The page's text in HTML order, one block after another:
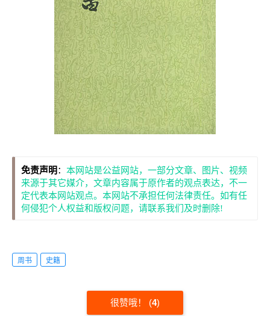
免责声明 ： 本网站是公益网站，一部分文章、图片、视频
来源于其它媒介，文章内容属于原作者的观点表达，不一
定代表本网站观点。本网站不承担任何法律责任。如有任
何侵犯个人权益和版权问题，请联系我们及时删除!
周书 史籍
很赞哦！ (4)